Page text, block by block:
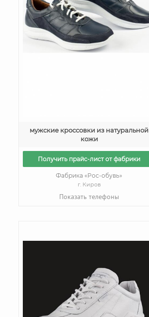
мужские кроссовки из натуральной
кожи
Получить прайс-лист от фабрики
Фабрика «Рос-обувь»
г. Киров
Показать телефоны